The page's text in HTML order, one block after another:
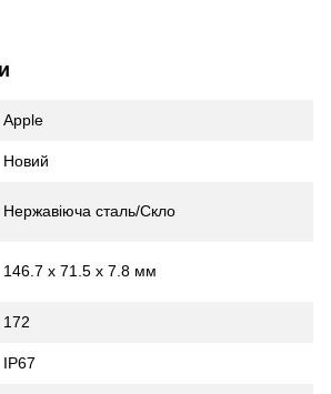
Apple
Новий
Нержавіюча сталь/Скло
146.7 х 71.5 х 7.8 мм
172
IP67